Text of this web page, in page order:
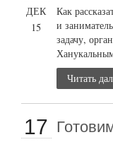
ДЕК
15
Как
и
задачу,
Читать
17